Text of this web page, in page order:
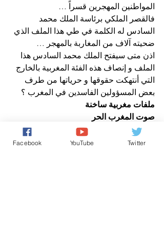
المواطنين المهجرين قسراً …
فالقصر الملكي برئاسة الملك محمد
السادس له الكلمة في طي هذا الملف الذي
ضحيته آلاف من المغاربة بالمهجر …
اذن متى سيفتح الملك محمد السادس هذا
الملف و إنصاف هذه الفئة المغربية بالخارج
التي أنتهكت حقوقها و حرياتها من طرف
بعض المسؤولين الفاسدين في المغرب ؟
ملفات مغربية ساخنة
صوت المغرب الحر
اخباروطنية
برنامج ملفات ساخنة
Facebook YouTube Twitter